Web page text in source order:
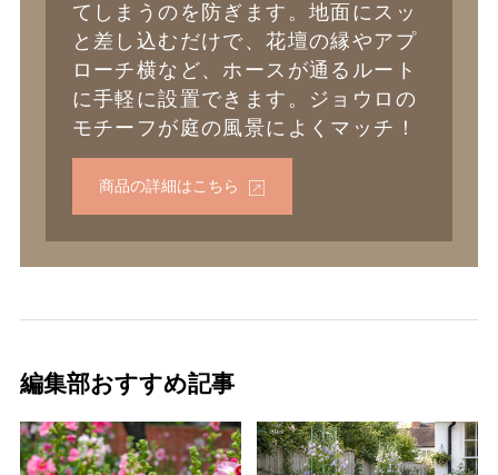
てしまうのを防ぎます。地面にスッ
と差し込むだけで、花壇の縁やアプ
ローチ横など、ホースが通るルート
に手軽に設置できます。ジョウロの
モチーフが庭の風景によくマッチ！
商品の詳細はこちら
編集部おすすめ記事